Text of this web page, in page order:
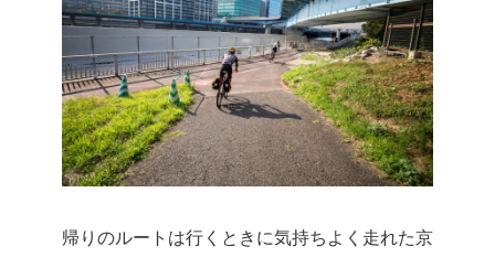
帰りのルートは行くときに気持ちよく走れた京